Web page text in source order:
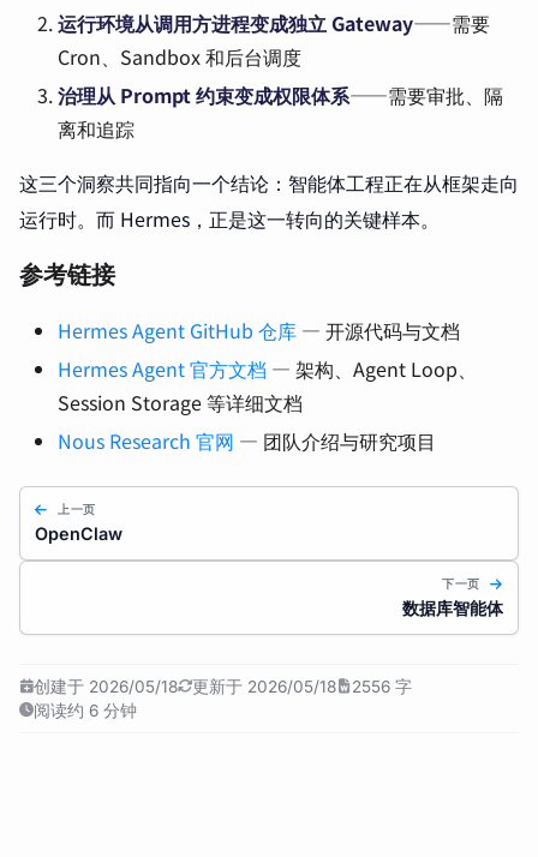
运行环境从调用方进程变成独立 Gateway——需要
Cron、Sandbox 和后台调度
治理从 Prompt 约束变成权限体系——需要审批、隔
离和追踪
这三个洞察共同指向一个结论：智能体工程正在从框架走向
运行时。而 Hermes，正是这一转向的关键样本。
参考链接
Hermes Agent GitHub 仓库 — 开源代码与文档
Hermes Agent 官方文档 — 架构、Agent Loop、
Session Storage 等详细文档
Nous Research 官网 — 团队介绍与研究项目
上一页
OpenClaw
下一页
数据库智能体
创建于 2026/05/18 更新于 2026/05/18
2556 字
阅读约 6 分钟